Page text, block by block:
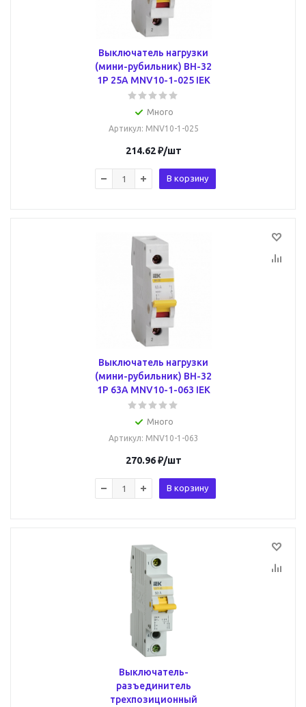
Выключатель нагрузки
(мини-рубильник) ВН-32
1Р 25А MNV10-1-025 IEK
Много
Артикул: MNV10-1-025
214.62₽/шт
В корзину
Выключатель нагрузки
(мини-рубильник) ВН-32
1Р 63А MNV10-1-063 IEK
Много
Артикул: MNV10-1-063
270.96₽/шт
В корзину
Выключатель-
разъединитель
трехпозиционный